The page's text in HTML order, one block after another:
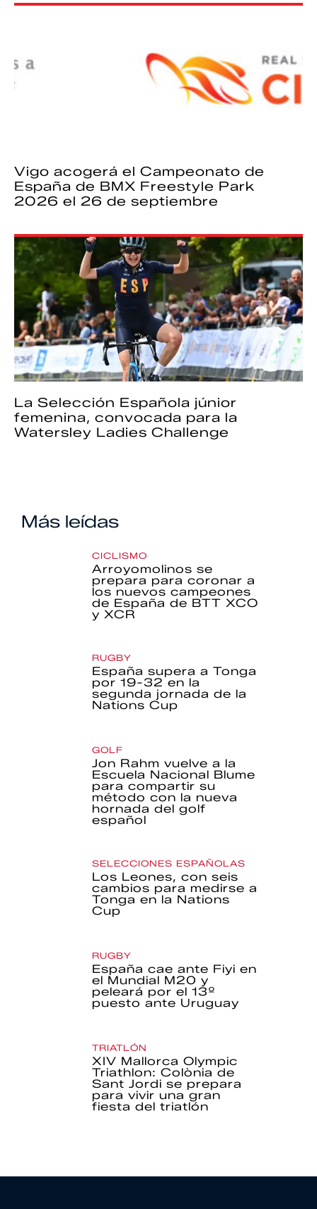
Vigo acogerá el Campeonato de
España de BMX Freestyle Park
2026 el 26 de septiembre
La Selección Española júnior
femenina, convocada para la
Watersley Ladies Challenge
Más leídas
CICLISMO
Arroyomolinos se
prepara para coronar a
los nuevos campeones
de España de BTT XCO
y XCR
RUGBY
España supera a Tonga
por 19-32 en la
segunda jornada de la
Nations Cup
GOLF
Jon Rahm vuelve a la
Escuela Nacional Blume
para compartir su
método con la nueva
hornada del golf
español
SELECCIONES ESPAÑOLAS
Los Leones, con seis
cambios para medirse a
Tonga en la Nations
Cup
RUGBY
España cae ante Fiyi en
el Mundial M20 y
peleará por el 13º
puesto ante Uruguay
TRIATLÓN
XIV Mallorca Olympic
Triathlon: Colònia de
Sant Jordi se prepara
para vivir una gran
fiesta del triatlón